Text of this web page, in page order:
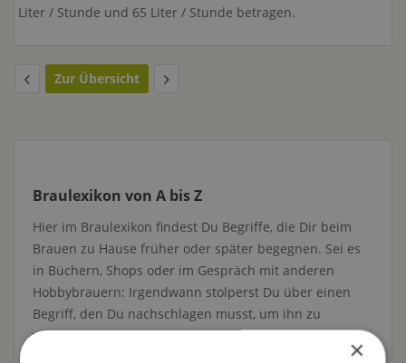
Liter / Stunde und 65 Liter / Stunde betragen.
Zur Übersicht
Braulexikon von A bis Z
Hier im Braulexikon findest Du Begriffe, die Dir beim
Brauen zu Hause früher oder später begegnen. Sei es
in Büchern, Shops oder im Gespräch mit anderen
Hobbybrauern: Irgendwann stolperst Du über einen
Begriff, den Du nachschlagen musst, um ihn zu
verstehen. Und das richtige Lexikon dafür findest Du×